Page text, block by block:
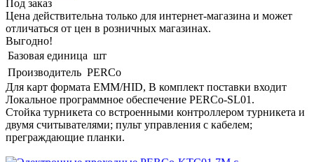
Под заказ
Цена действительна только для интернет-магазина и может
отличаться от цен в розничных магазинах.
Выгодно!
Базовая единица шт
Производитель PERCo
Для карт формата EMM/HID, В комплект поставки входит
Локальное программное обеспечение PERCo-SL01.
Стойка турникета cо встроенными контроллером турникета и
двумя считывателями; пульт управления с кабелем;
преграждающие планки.